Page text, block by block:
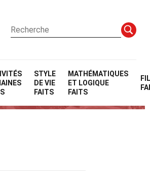
STYLE
DE VIE
FAITS
MATHÉMATIQUES
ET LOGIQUE
FAITS